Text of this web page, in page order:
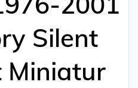
Silent
Miniatur